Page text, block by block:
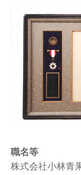
職名等
株式会社小林青